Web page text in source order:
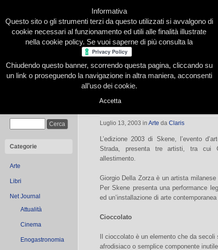
Home Presentazione Redazione Le nostre firme
Categorie
Arte
Libri
Net Journal
Attualità
Cinema
Enogastronomia
Dal Cioccolato al Dinamismo
Luglio 13, 2003 in Arte da Claris
L’edizione 2003 di Skene, l’evento
Strada, presenta tre artisti, tra cui
allestimento.
Giorgio Della Zorza è un artista
Per Skene presenta una performance
ed un’installazione di arte
Cioccolato
Il cioccolato è un elemento che da
afrodisiaco o semplice componente
Informativa
Questo sito o gli strumenti terzi da questo utilizzati si avvalgono di
cookie necessari al funzionamento ed utili alle finalità illustrate
nella cookie policy. Se vuoi saperne di più consulta la
Chiudendo questo banner, scorrendo questa pagina, cliccando su
un link o proseguendo la navigazione in altra maniera, acconsenti
all’uso dei cookie.
Accetta